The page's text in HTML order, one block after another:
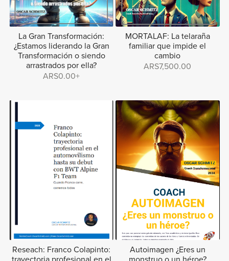
La Gran Transformación:
¿Estamos liderando la Gran
Transformación o siendo
arrastrados por ella?
ARS0.00+
MORTALAF: La telaraña
familiar que impide el
cambio
ARS7,500.00
Reseach: Franco Colapinto:
Autoimagen ¿Eres un